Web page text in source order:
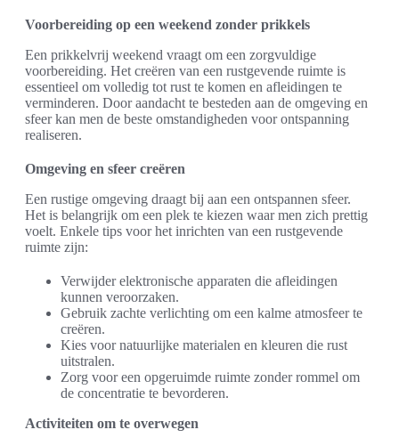
Voorbereiding op een weekend zonder prikkels
Een prikkelvrij weekend vraagt om een zorgvuldige
voorbereiding. Het creëren van een rustgevende ruimte is
essentieel om volledig tot rust te komen en afleidingen te
verminderen. Door aandacht te besteden aan de omgeving en
sfeer kan men de beste omstandigheden voor ontspanning
realiseren.
Omgeving en sfeer creëren
Een rustige omgeving draagt bij aan een ontspannen sfeer.
Het is belangrijk om een plek te kiezen waar men zich prettig
voelt. Enkele tips voor het inrichten van een rustgevende
ruimte zijn:
Verwijder elektronische apparaten die afleidingen
kunnen veroorzaken.
Gebruik zachte verlichting om een kalme atmosfeer te
creëren.
Kies voor natuurlijke materialen en kleuren die rust
uitstralen.
Zorg voor een opgeruimde ruimte zonder rommel om
de concentratie te bevorderen.
Activiteiten om te overwegen